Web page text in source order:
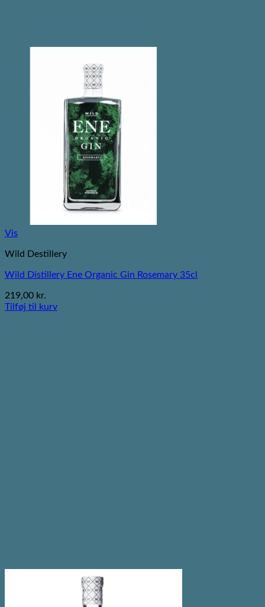
Vis
Wild Destillery
Wild Distillery Ene Organic Gin Rosemary 35cl
219,00 kr.
Tilføj til kurv